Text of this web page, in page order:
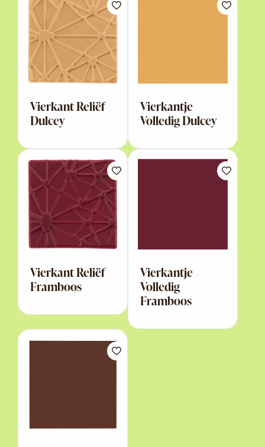
Vierkant Reliëf
Dulcey
Vierkantje
Volledig Dulcey
Vierkant Reliëf
Framboos
Vierkantje
Volledig
Framboos